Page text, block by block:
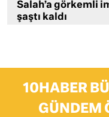
Salah’a görkemli
şaştı kaldı
10HABER
GÜNDEM